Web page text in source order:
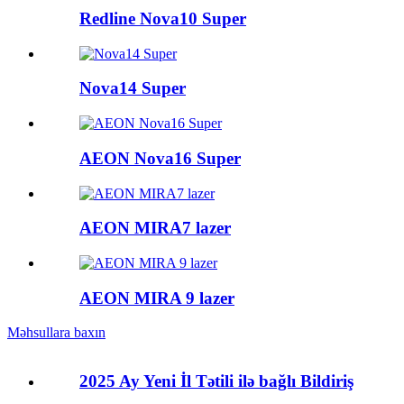
Redline Nova10 Super
Nova14 Super
AEON Nova16 Super
AEON MIRA7 lazer
AEON MIRA 9 lazer
Məhsullara baxın
2025 Ay Yeni İl Tətili ilə bağlı Bildiriş